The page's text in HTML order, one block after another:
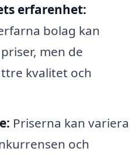
erfarenhet:
bolag kan
men de
kvalitet och
Priserna kan variera
och